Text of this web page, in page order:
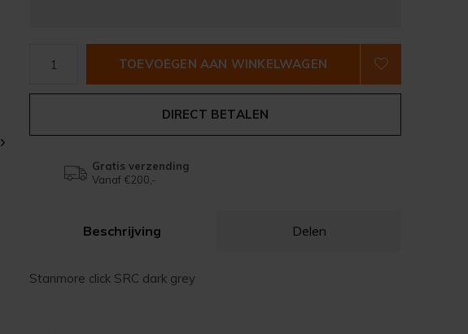
TOEVOEGEN AAN WINKELWAGEN
DIRECT BETALEN
Gratis verzending
Vanaf €200,-
Beschrijving Delen
Stanmore click SRC dark grey